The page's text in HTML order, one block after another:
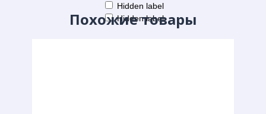
Hidden label
Hidden label
Похожие товары